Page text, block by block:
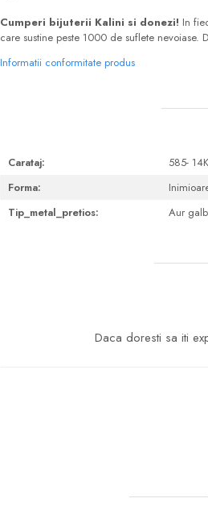
Cumperi bijuterii Kalini si donezi! In
care sustine peste 1000 de suflete nevoiase.
Informatii conformitate produs
Carataj:
585- 14K
Forma:
Tip_metal_pretios:
Aur
Daca doresti sa iti